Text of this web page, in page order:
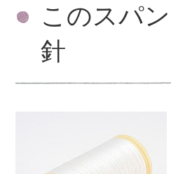
このスパ
針